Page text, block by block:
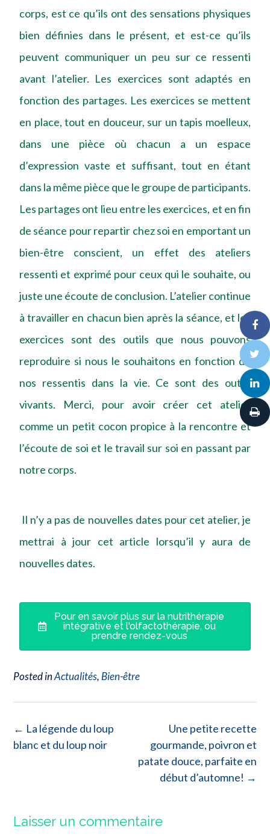
corps, est ce qu’ils ont des sensations physiques
bien définies dans le présent, et est-ce qu’ils
peuvent communiquer un peu sur ce ressenti
avant l’atelier. Les exercices sont adaptés en
fonction des partages. Les exercices se mettent
en place, tout en douceur, sur un tapis moelleux,
dans une pièce où chacun a un espace
d’expression vaste et suffisant, tout en étant
dans la même pièce que le groupe de participants.
Les partages ont lieu entre les exercices, et en fin
de séance pour repartir chez soi en emportant un
bien-être conscient, un effet des ateliers
ressenti et exprimé pour ceux qui le souhaite, ou
juste une écoute de conclusion. L’atelier continue
à travailler en chacun bien après la séance, et les
exercices sont des outils que nous pouvons
reproduire si nous le souhaitons en fonction de
nos ressentis dans la vie. Ce sont des outils
vivants. Merci, pour avoir créer cet atelier
comme un petit cocon propice à la rencontre et
l’écoute de soi et le travail sur soi en passant par
notre corps.
Il n’y a pas de nouvelles dates pour cet atelier, je
mettrai à jour cet article lorsqu’il y aura de
nouvelles dates.
Pour en savoir plus sur la nutrithérapie
intégrative et l'olfactothérapie, ou
prendre rendez-vous
Posted inActualités,Bien-être
Une petite recette
gourmande, poivron et
patate douce, parfaite en
début d’automne! →
← La légende du loup
blanc et du loup noir
Laisser un commentaire